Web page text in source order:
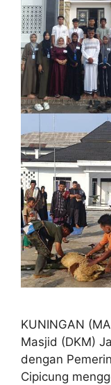
KUNINGAN
Masjid (DKM)
dengan
Cipicung